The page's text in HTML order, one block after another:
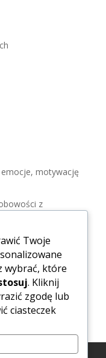
emocje, motywację
z
dotyka
na
Twoje
wybrać, które
. Kliknij
zgodę lub
ciasteczek